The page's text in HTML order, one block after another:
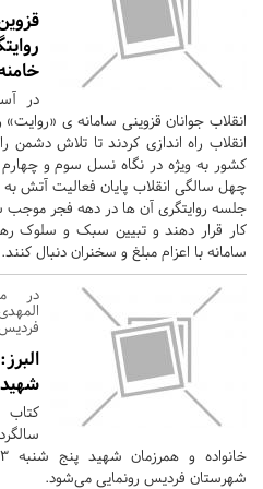
در
انقلاب جوانان قزوینی سامانه ی
انقلاب راه اندازی کردند تا تلاش
کشور به ویژه در نگاه نسل سوم و
جلسه روایتگری آن ها در دهه فجر موجب
کار قرار دهند و تبیین سبک و سلوک
سامانه با اعزام مبلغ و سخنران دنبال کنند.
در
البرز:
کتاب
شهرستان فردیس رونمایی می‌شود.